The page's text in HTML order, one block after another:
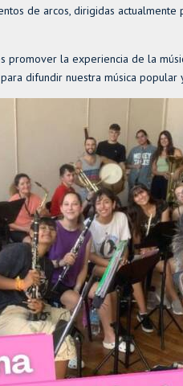
de arcos, dirigidas actualmente
la experiencia de la
difundir nuestra música popular